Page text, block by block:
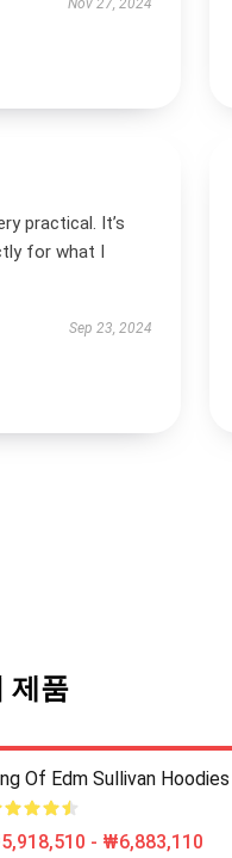
Nov 27, 2024
practical. It’s
for what I
Sep 23, 2024
제품
Of Edm Sullivan Hoodies
- ₩6,883,110